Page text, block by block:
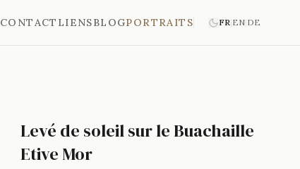
CONTACT LIENSBLOGPORTRAITS FR|EN|DE
Levé de soleil sur le Buachaille
Etive Mor